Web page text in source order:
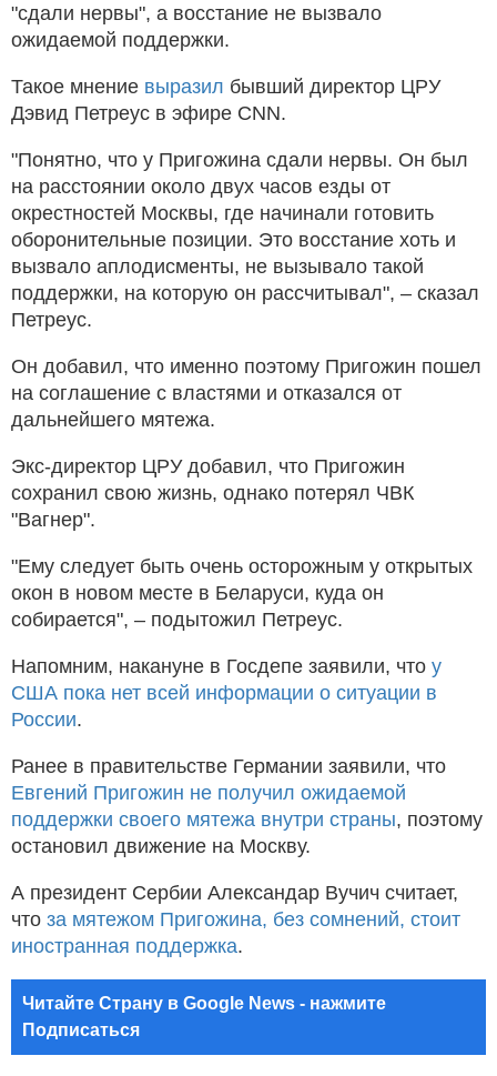
"сдали нервы", а восстание не вызвало
ожидаемой поддержки.
Такое мнение выразил бывший директор ЦРУ
Дэвид Петреус в эфире CNN.
"Понятно, что у Пригожина сдали нервы. Он был
на расстоянии около двух часов езды от
окрестностей Москвы, где начинали готовить
оборонительные позиции. Это восстание хоть и
вызвало аплодисменты, не вызывало такой
поддержки, на которую он рассчитывал", – сказал
Петреус.
Он добавил, что именно поэтому Пригожин пошел
на соглашение с властями и отказался от
дальнейшего мятежа.
Экс-директор ЦРУ добавил, что Пригожин
сохранил свою жизнь, однако потерял ЧВК
"Вагнер".
"Ему следует быть очень осторожным у открытых
окон в новом месте в Беларуси, куда он
собирается", – подытожил Петреус.
Напомним, накануне в Госдепе заявили, что у
США пока нет всей информации о ситуации в
России.
Ранее в правительстве Германии заявили, что
Евгений Пригожин не получил ожидаемой
поддержки своего мятежа внутри страны, поэтому
остановил движение на Москву.
А президент Сербии Александар Вучич считает,
что за мятежом Пригожина, без сомнений, стоит
иностранная поддержка.
Читайте Страну в Google News - нажмите
Подписаться